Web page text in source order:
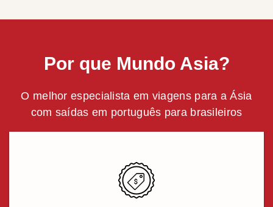
Por que Mundo Asia?
O melhor especialista em viagens para a Ásia
com saídas em português para brasileiros